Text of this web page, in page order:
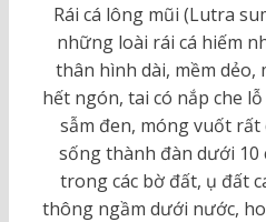
Rái cá lông mũi (Lutra
những loài rái cá hiếm
thân hình dài, mềm dẻo,
hết ngón, tai có nắp che
sẫm đen, móng vuốt rất
sống thành đàn dưới 10
trong các bờ đất, ụ đất
thông ngầm dưới nước,